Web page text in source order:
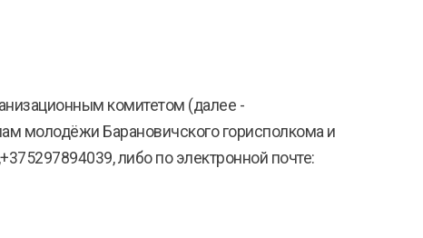
комитетом (далее -
молодёжи Барановичского горисполкома и
либо по электронной почте: